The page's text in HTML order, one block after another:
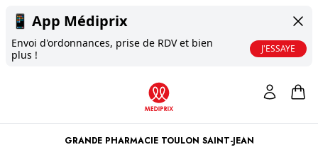
📱 App Médiprix
Envoi d'ordonnances, prise de RDV et bien
plus !
J'ESSAYE
GRANDE PHARMACIE TOULON SAINT-JEAN